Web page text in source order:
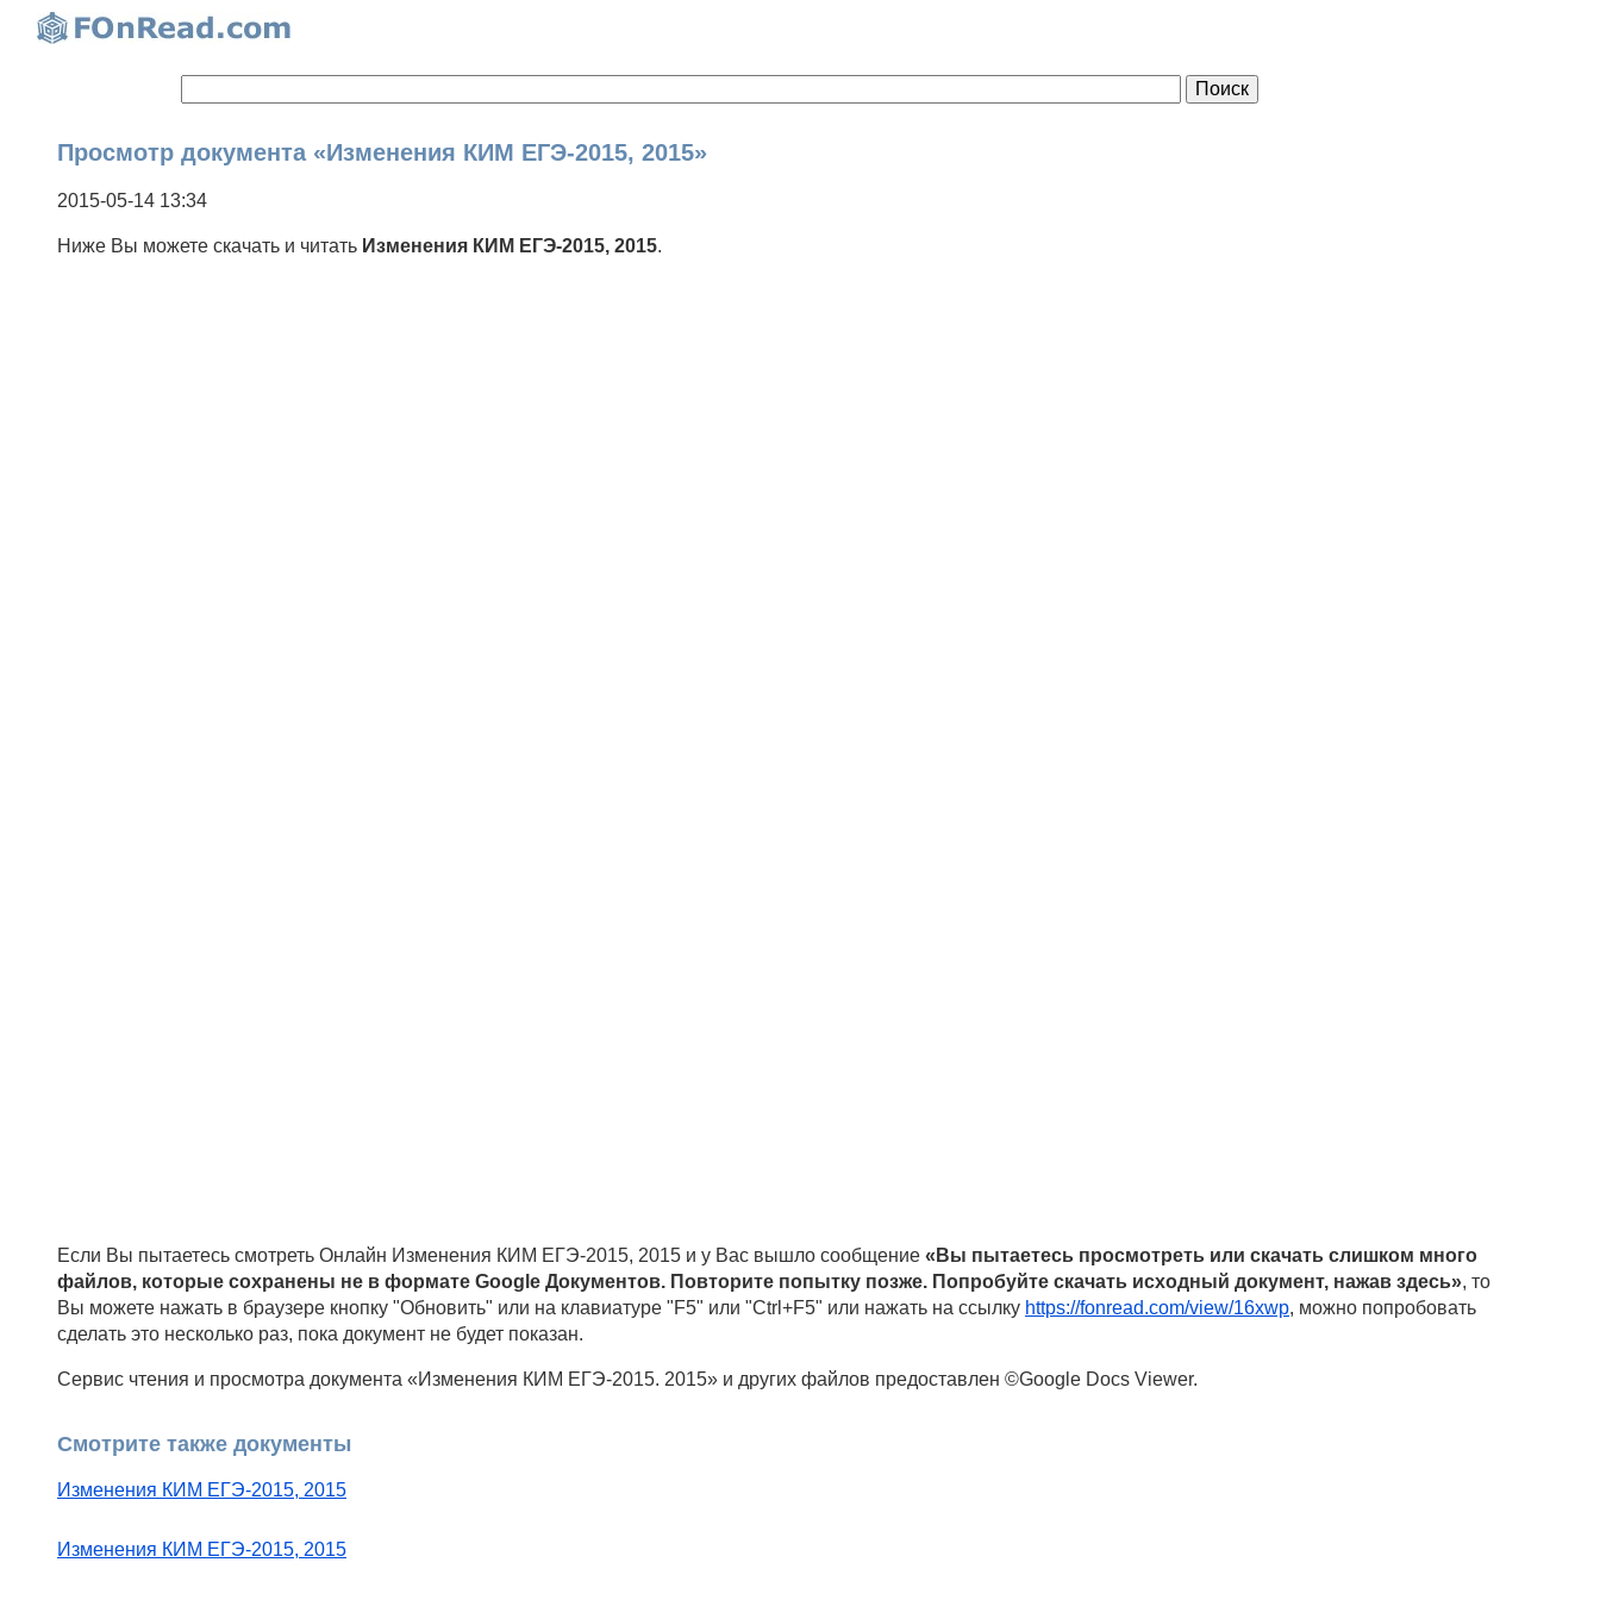
Просмотр документа «Изменения КИМ ЕГЭ-2015, 2015»
2015-05-14 13:34
Ниже Вы можете скачать и читать Изменения КИМ ЕГЭ-2015, 2015.
Если Вы пытаетесь смотреть Онлайн Изменения КИМ ЕГЭ-2015, 2015 и у Вас вышло сообщение «Вы пытаетесь просмотреть или скачать слишком много
файлов, которые сохранены не в формате Google Документов. Повторите попытку позже. Попробуйте скачать исходный документ, нажав здесь», то
Вы можете нажать в браузере кнопку "Обновить" или на клавиатуре "F5" или "Ctrl+F5" или нажать на ссылку https://fonread.com/view/16xwp, можно попробовать
сделать это несколько раз, пока документ не будет показан.
Сервис чтения и просмотра документа «Изменения КИМ ЕГЭ-2015. 2015» и других файлов предоставлен ©Google Docs Viewer.
Смотрите также документы
Изменения КИМ ЕГЭ-2015, 2015
Изменения КИМ ЕГЭ-2015, 2015